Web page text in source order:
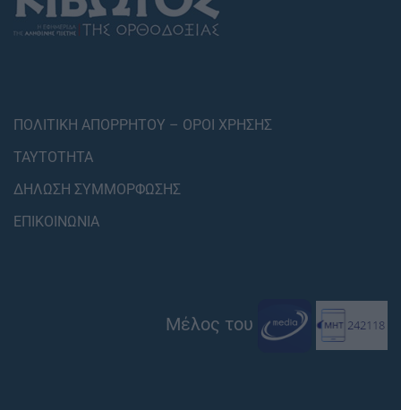
ΠΟΛΙΤΙΚΗ ΑΠΟΡΡΗΤΟΥ – ΟΡΟΙ ΧΡΗΣΗΣ
ΤΑΥΤΟΤΗΤΑ
ΔΗΛΩΣΗ ΣΥΜΜΟΡΦΩΣΗΣ
ΕΠΙΚΟΙΝΩΝΙΑ
Μέλος του